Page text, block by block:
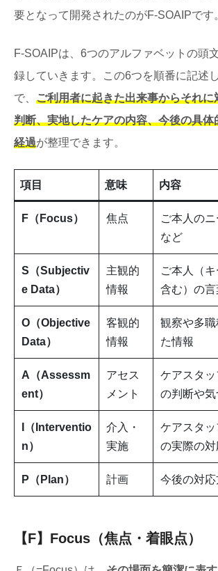
要となって開発されたのがF-SOAIPです
F-SOAIPは、6つのアルファベットの頭
録していきます。この6つを順番に記述
で、 ご利用者に起きた出来事からそれに
判断、実地したケアの内容、今後の具体
経過が整理できます。
項目 意味 内容
F（Focus） 焦点
ご本人の
など
S（Subjectiv
e Data）
主観的
情報
ご本人（
含む）の言
O（Objective
Data）
客観的
情報
観察や多
た情報
A（Assessm
ent）
アセス
メント
ケアスタッ
の判断や気
I（Interventio
n）
介入・
実施
ケアスタッ
の実際の対
P（Plan） 計画 今後の対
【F】Focus（焦点・着眼点）